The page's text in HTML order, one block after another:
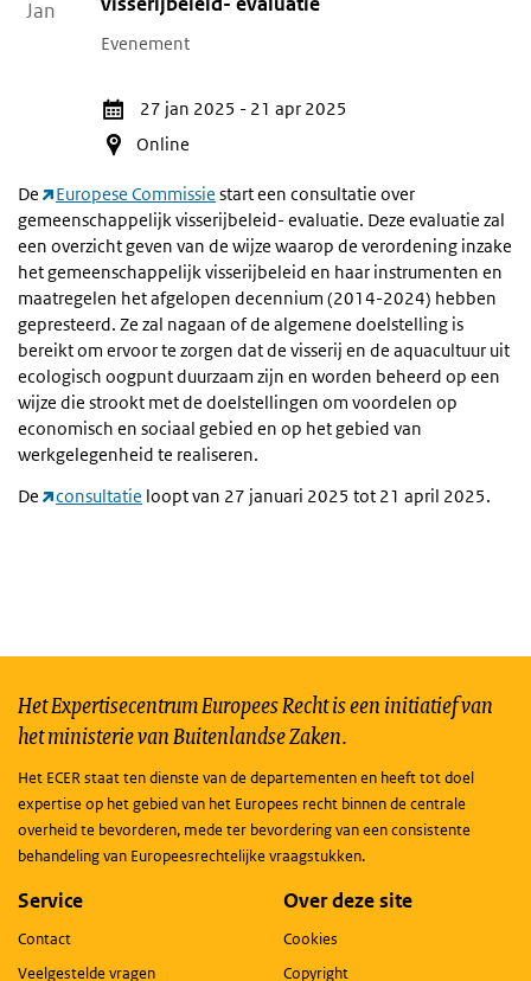
Jan
Evenement
Activiteitendata 27 jan 2025 - 21 apr 2025
Online
De Europese Commissie start een consultatie over
gemeenschappelijk visserijbeleid- evaluatie. Deze evaluatie zal
een overzicht geven van de wijze waarop de verordening inzake
het gemeenschappelijk visserijbeleid en haar instrumenten en
maatregelen het afgelopen decennium (2014-2024) hebben
gepresteerd. Ze zal nagaan of de algemene doelstelling is
bereikt om ervoor te zorgen dat de visserij en de aquacultuur uit
ecologisch oogpunt duurzaam zijn en worden beheerd op een
wijze die strookt met de doelstellingen om voordelen op
economisch en sociaal gebied en op het gebied van
werkgelegenheid te realiseren.
De
consultatie loopt van 27 januari 2025 tot 21 april 2025.
Het Expertisecentrum Europees Recht is een initiatief van
het ministerie van Buitenlandse Zaken.
Het ECER staat ten dienste van de departementen en heeft tot doel
expertise op het gebied van het Europees recht binnen de centrale
overheid te bevorderen, mede ter bevordering van een consistente
behandeling van Europeesrechtelijke vraagstukken.
Service
Contact
Veelgestelde vragen
Over deze site
Cookies
Copyright